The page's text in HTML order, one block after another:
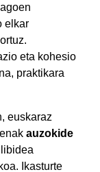
elkar
eta kohesio
praktikara
euskaraz
auzokide
Ikasturte